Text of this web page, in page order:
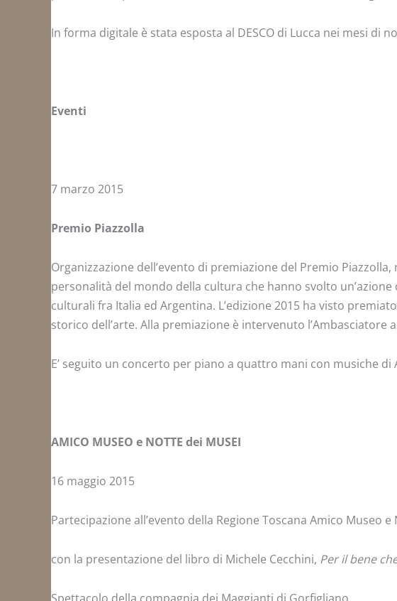
In forma digitale è stata esposta al DESCO di Lucca nei mesi di
Eventi
7 marzo 2015
Premio Piazzolla
Organizzazione dell’evento di premiazione del Premio
personalità del mondo della cultura che hanno svolto
culturali fra Italia ed Argentina. L’edizione 2015 ha visto
storico dell’arte. Alla premiazione è intervenuto l’Ambasciatore
E’ seguito un concerto per piano a quattro mani con musiche di
AMICO MUSEO e NOTTE dei MUSEI
16 maggio 2015
Partecipazione all’evento della Regione Toscana Amico Museo
con la presentazione del libro di Michele Cecchini, Per il bene